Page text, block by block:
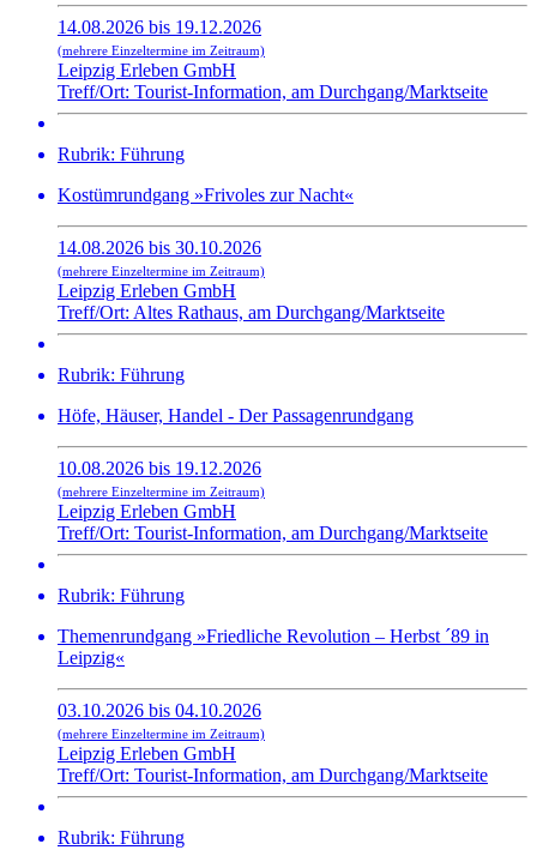
14.08.2026 bis 19.12.2026
(mehrere Einzeltermine im Zeitraum)
Leipzig Erleben GmbH
Treff/Ort: Tourist-Information, am Durchgang/Marktseite
Rubrik: Führung
Kostümrundgang »Frivoles zur Nacht«
14.08.2026 bis 30.10.2026
(mehrere Einzeltermine im Zeitraum)
Leipzig Erleben GmbH
Treff/Ort: Altes Rathaus, am Durchgang/Marktseite
Rubrik: Führung
Höfe, Häuser, Handel - Der Passagenrundgang
10.08.2026 bis 19.12.2026
(mehrere Einzeltermine im Zeitraum)
Leipzig Erleben GmbH
Treff/Ort: Tourist-Information, am Durchgang/Marktseite
Rubrik: Führung
Themenrundgang »Friedliche Revolution – Herbst ´89 in
Leipzig«
03.10.2026 bis 04.10.2026
(mehrere Einzeltermine im Zeitraum)
Leipzig Erleben GmbH
Treff/Ort: Tourist-Information, am Durchgang/Marktseite
Rubrik: Führung